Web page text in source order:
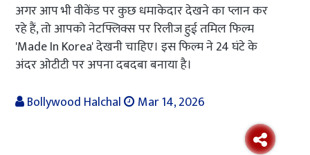
अगर आप भी वीकेंड पर कुछ धमाकेदार देखने का प्लान कर
रहे हैं, तो आपको नेटफ्लिक्स पर रिलीज हुई तमिल फिल्म
'Made In Korea' देखनी चाहिए। इस फिल्म ने 24 घंटे के
अंदर ओटीटी पर अपना दबदबा बनाया है।
Bollywood Halchal
Mar 14, 2026